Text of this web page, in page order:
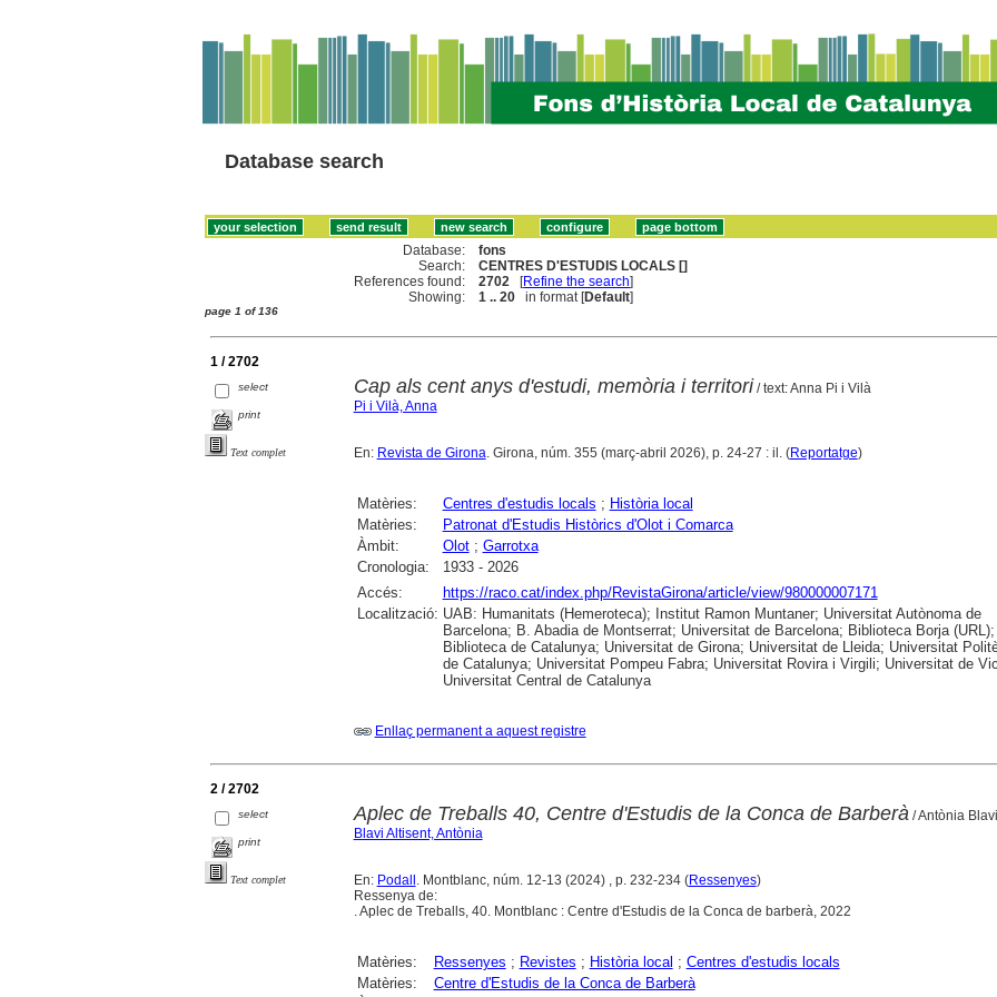
Database search
Database:
fons
Search:
CENTRES D'ESTUDIS LOCALS []
References found:
2702 [Refine the search]
Showing:
1 .. 20 in format [Default]
page 1 of 136
1 / 2702
select
print
Text complet
Cap als cent anys d'estudi, memòria i territori/ text: Anna Pi i Vilà
Pi i Vilà, Anna
En: Revista de Girona. Girona, núm. 355 (març-abril 2026), p. 24-27 : il. (Reportatge)
Matèries: Centres d'estudis locals ; Història local
Matèries:
Patronat d'Estudis Històrics d'Olot i Comarca
Àmbit:
Olot; Garrotxa
Cronologia:
1933 - 2026
Accés:
https://raco.cat/index.php/RevistaGirona/article/view/980000007171
Localització: UAB: Humanitats (Hemeroteca); Institut Ramon Muntaner; Universitat Autònoma de
Barcelona; B. Abadia de Montserrat; Universitat de Barcelona; Biblioteca Borja (URL);
Biblioteca de Catalunya; Universitat de Girona; Universitat de Lleida; Universitat
de Catalunya; Universitat Pompeu Fabra; Universitat Rovira i Virgili; Universitat de
Universitat Central de Catalunya
Enllaç permanent a aquest registre
2 / 2702
select
print
Text complet
Aplec de Treballs 40, Centre d'Estudis de la Conca de Barberà/ Antònia
Blavi Altisent, Antònia
En: Podall . Montblanc, núm. 12-13 (2024) , p. 232-234 (Ressenyes)
Ressenya de:
. Aplec de Treballs, 40. Montblanc : Centre d'Estudis de la Conca de barberà, 2022
Matèries: Ressenyes ; Revistes ; Història local ; Centres d'estudis locals
Matèries:
Centre d'Estudis de la Conca de Barberà